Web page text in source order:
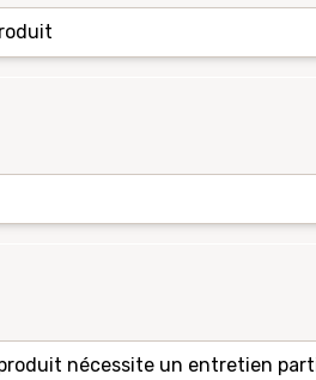
nécessite un entretien